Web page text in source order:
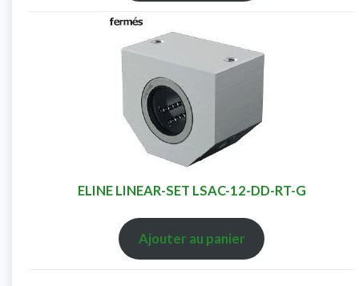
ELINE LINEAR-SET LSAC-12-DD-RT-G
Ajouter au panier